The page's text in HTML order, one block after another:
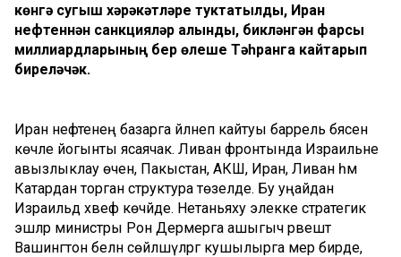
көнгә сугыш хәрәкәтләре туктатылды, Иран
нефтеннән санкцияләр алынды, бикләнгән фарсы
миллиардларының бер өлеше Тәһранга кайтарып
биреләчәк.
Иран нефтенең базарга әйләнеп кайтуы баррель бәясенә
көчле йогынты ясаячак. Ливан фронтында Израильне
авызлыклау өчен, Пакыстан, АКШ, Иран, Ливан һәм
Катардан торган структура төзелде. Бу уңайдан
Израильдә хәвеф көчәйде. Нетаньяху элекке стратегик
эшләр министры Рон Дермерга ашыгыч рәвештә
Вашингтон белән сөйләшүләргә кушылырга әмер бирде,